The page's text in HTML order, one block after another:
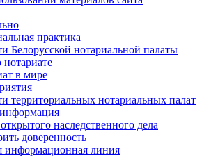
практика
Белорусской нотариальной палаты
в мире
территориальных нотариальных палат
наследственного дела
доверенность
информационная линия